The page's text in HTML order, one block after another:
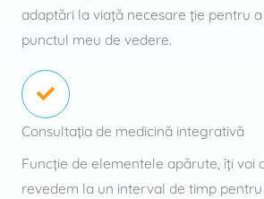
adaptări la viaţă necesare ţie pentru
punctul meu de vedere.
Consultația de medicină integrativă
Funcţie de elementele apărute, îţi voi
revedem la un interval de timp